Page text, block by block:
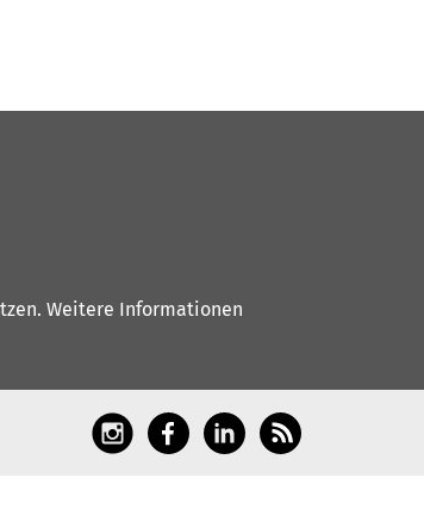
Weitere Informationen